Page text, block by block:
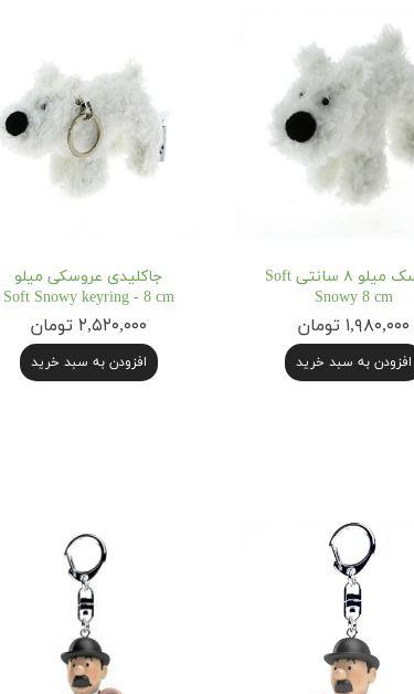
عروسک میلو ۸ سانتی Soft
Snowy 8 cm
۱,۹۸۰,۰۰۰ تومان
افزودن به سبد خرید
جاکلیدی عروسکی میلو
Soft Snowy keyring - 8 cm
۲,۵۲۰,۰۰۰ تومان
افزودن به سبد خرید